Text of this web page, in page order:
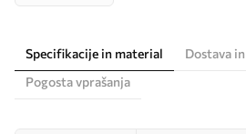
Specifikacije in material
Dostava
Pogosta vprašanja